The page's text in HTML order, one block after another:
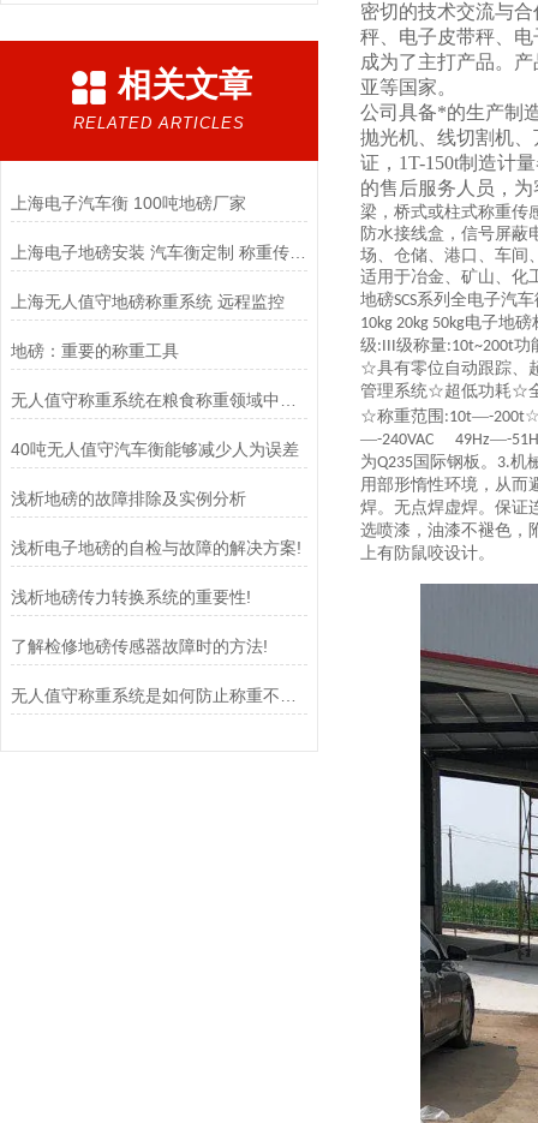
相关文章
RELATED ARTICLES
上海电子汽车衡 100吨地磅厂家
上海电子地磅安装 汽车衡定制 称重传感器
上海无人值守地磅称重系统 远程监控
地磅：重要的称重工具
40吨无人值守汽车衡能够减少人为误差
浅析地磅的故障排除及实例分析
浅析电子地磅的自检与故障的解决方案!
浅析地磅传力转换系统的重要性!
了解检修地磅传感器故障时的方法!
密切的技术交流与
秤、电子皮带秤、
成为了主打产品。
亚等国家。
公司具备*的生产制
抛光机、线切割机
证，1T-150t制造计
的售后服务人员，
梁，桥式或柱式称重传
防水接线盒，信号屏蔽
场、仓储、港口、车间
适用于冶金、矿山、化
地磅SCS系列全电子汽
10kg 20kg 50kg电子地磅
级:III级称量:10t~200t功
☆具有零位自动跟踪、
管理系统☆超低功耗☆
☆称重范围 :10t—-200t
—-240VAC 49Hz—-
为Q235 国际钢板。 3.机
用部形惰性环境，从而
焊。无点焊虚焊。保证
选喷漆，油漆不褪色，
上有防鼠咬设计。